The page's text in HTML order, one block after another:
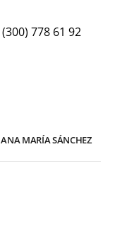
778 61 92
ANA MARÍA SÁNCHEZ